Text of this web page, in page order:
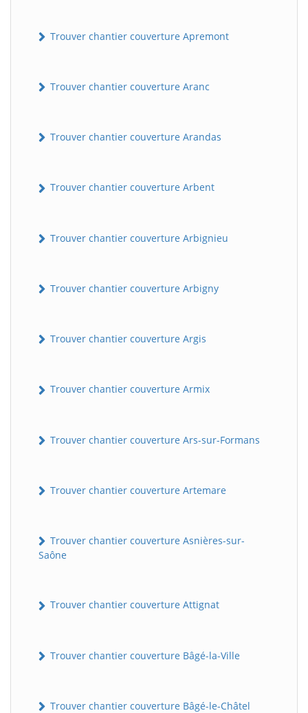
Trouver chantier couverture Apremont
Trouver chantier couverture Aranc
Trouver chantier couverture Arandas
Trouver chantier couverture Arbent
Trouver chantier couverture Arbignieu
Trouver chantier couverture Arbigny
Trouver chantier couverture Argis
Trouver chantier couverture Armix
Trouver chantier couverture Ars-sur-Formans
Trouver chantier couverture Artemare
Trouver chantier couverture Asnières-sur-
Saône
Trouver chantier couverture Attignat
Trouver chantier couverture Bâgé-la-Ville
Trouver chantier couverture Bâgé-le-Châtel